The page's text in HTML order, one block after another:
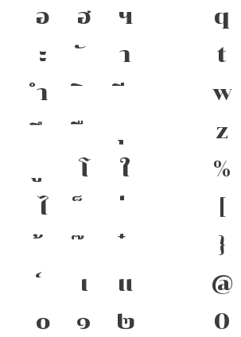
อ
ฮ
ฯ
ะ
า
ำ
โ
ใ
ไ
เ
แ
๐
๑
๒
q
t
w
z
%
}
@
0